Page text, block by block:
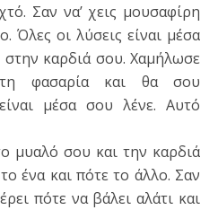
Σαν να’ χεις μουσαφίρη
Όλες οι λύσεις είναι μέσα
καρδιά σου. Χαμήλωσε
φασαρία και θα σου
μέσα σου λένε. Αυτό
μυαλό σου και την καρδιά
ένα και πότε το άλλο. Σαν
πότε να βάλει αλάτι και